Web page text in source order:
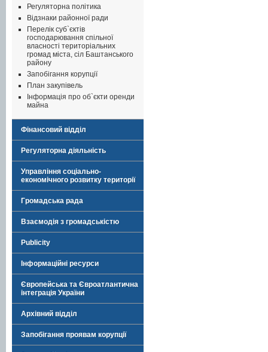
Регуляторна політика
Відзнаки районної ради
Перелік суб`єктів
господарювання спільної
власності територіальних
громад міста, сіл Баштанського
району
Запобігання корупції
План закупівель
Інформація про об`єкти оренди
майна
Фінансовий відділ
Регуляторна діяльність
Управління соціально-
економічного розвитку території
Громадська рада
Взаємодія з громадськістю
Publicity
Інформаційні ресурси
Європейська та Євроатлантична
інтеграція України
Архівний відділ
Запобігання проявам корупції